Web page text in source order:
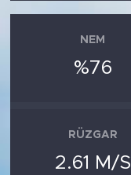
NEM
%76
RÜZGAR
2.61 M/S